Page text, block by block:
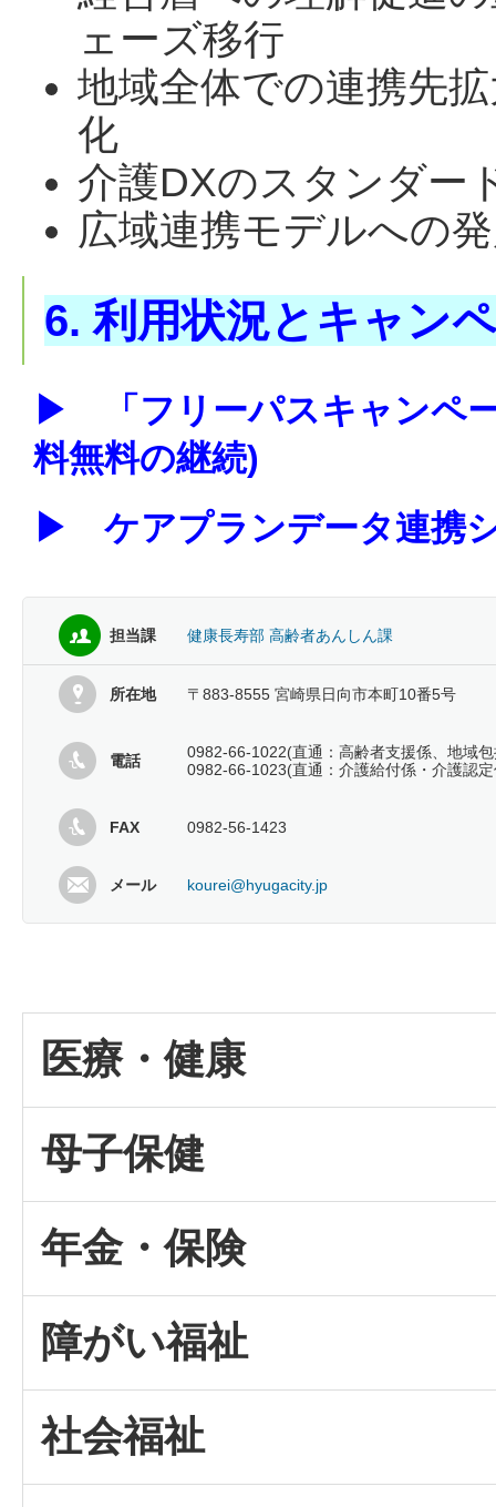
ェーズ移行
地域全体での連携先
化
介護DXのスタンダー
広域連携モデルへの
6. 利用状況とキャン
▶
「フリーパスキャンペ
料無料の継続)
▶ ケアプランデータ連携
担当課 健康長寿部 高齢者あんしん課
所在地 〒883-8555 宮崎県日向市本町10番5号
電話
0982-66-1022(直通：高齢者支援係、地域
0982-66-1023(直通：介護給付係・介護認
FAX 0982-56-1423
メール kourei@hyugacity.jp
医療・健康
母子保健
年金・保険
障がい福祉
社会福祉